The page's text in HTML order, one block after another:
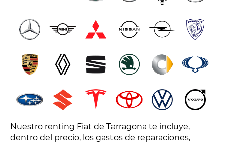
Nuestro renting Fiat de Tarragona te incluye,
dentro del precio, los gastos de reparaciones,